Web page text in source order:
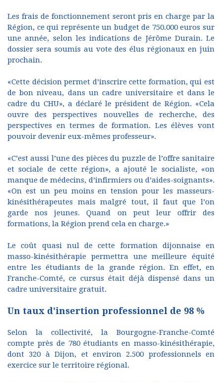
Les frais de fonctionnement seront pris en charge par la
Région, ce qui représente un budget de 750.000 euros sur
une année, selon les indications de Jérôme Durain. Le
dossier sera soumis au vote des élus régionaux en juin
prochain.
«Cette décision permet d’inscrire cette formation, qui est
de bon niveau, dans un cadre universitaire et dans le
cadre du CHU», a déclaré le président de Région. «Cela
ouvre des perspectives nouvelles de recherche, des
perspectives en termes de formation. Les élèves vont
pouvoir devenir eux-mêmes professeur».
«C’est aussi l’une des pièces du puzzle de l’offre sanitaire
et sociale de cette région», a ajouté le socialiste, «on
manque de médecins, d’infirmiers ou d’aides-soignants».
«On est un peu moins en tension pour les masseurs-
kinésithérapeutes mais malgré tout, il faut que l’on
garde nos jeunes. Quand on peut leur offrir des
formations, la Région prend cela en charge.»
Le coût quasi nul de cette formation dijonnaise en
masso-kinésithérapie permettra une meilleure équité
entre les étudiants de la grande région. En effet, en
Franche-Comté, ce cursus était déjà dispensé dans un
cadre universitaire gratuit.
Un taux d'insertion professionnel de 98 %
Selon la collectivité, la Bourgogne-Franche-Comté
compte près de 780 étudiants en masso-kinésithérapie,
dont 320 à Dijon, et environ 2.500 professionnels en
exercice sur le territoire régional.